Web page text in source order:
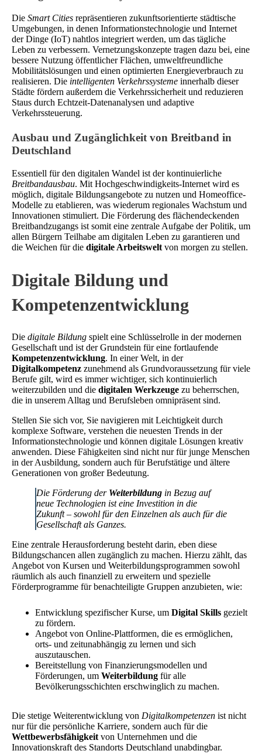
Die Smart Cities repräsentieren zukunftsorientierte städtische
Umgebungen, in denen Informationstechnologie und Internet
der Dinge (IoT) nahtlos integriert werden, um das tägliche
Leben zu verbessern. Vernetzungskonzepte tragen dazu bei, eine
bessere Nutzung öffentlicher Flächen, umweltfreundliche
Mobilitätslösungen und einen optimierten Energieverbrauch zu
realisieren. Die intelligenten Verkehrssysteme innerhalb dieser
Städte fördern außerdem die Verkehrssicherheit und reduzieren
Staus durch Echtzeit-Datenanalysen und adaptive
Verkehrssteuerung.
Ausbau und Zugänglichkeit von Breitband in
Deutschland
Essentiell für den digitalen Wandel ist der kontinuierliche
Breitbandausbau. Mit Hochgeschwindigkeits-Internet wird es
möglich, digitale Bildungsangebote zu nutzen und Homeoffice-
Modelle zu etablieren, was wiederum regionales Wachstum und
Innovationen stimuliert. Die Förderung des flächendeckenden
Breitbandzugangs ist somit eine zentrale Aufgabe der Politik, um
allen Bürgern Teilhabe am digitalen Leben zu garantieren und
die Weichen für die digitale Arbeitswelt von morgen zu stellen.
Digitale Bildung und
Kompetenzentwicklung
Die digitale Bildung spielt eine Schlüsselrolle in der modernen
Gesellschaft und ist der Grundstein für eine fortlaufende
Kompetenzentwicklung. In einer Welt, in der
Digitalkompetenz zunehmend als Grundvoraussetzung für viele
Berufe gilt, wird es immer wichtiger, sich kontinuierlich
weiterzubilden und die digitalen Werkzeuge zu beherrschen,
die in unserem Alltag und Berufsleben omnipräsent sind.
Stellen Sie sich vor, Sie navigieren mit Leichtigkeit durch
komplexe Software, verstehen die neuesten Trends in der
Informationstechnologie und können digitale Lösungen kreativ
anwenden. Diese Fähigkeiten sind nicht nur für junge Menschen
in der Ausbildung, sondern auch für Berufstätige und ältere
Generationen von großer Bedeutung.
Die Förderung der Weiterbildung in Bezug auf
neue Technologien ist eine Investition in die
Zukunft – sowohl für den Einzelnen als auch für die
Gesellschaft als Ganzes.
Eine zentrale Herausforderung besteht darin, eben diese
Bildungschancen allen zugänglich zu machen. Hierzu zählt, das
Angebot von Kursen und Weiterbildungsprogrammen sowohl
räumlich als auch finanziell zu erweitern und spezielle
Förderprogramme für benachteiligte Gruppen anzubieten, wie:
Entwicklung spezifischer Kurse, um Digital Skills gezielt
zu fördern.
Angebot von Online-Plattformen, die es ermöglichen,
orts- und zeitunabhängig zu lernen und sich
auszutauschen.
Bereitstellung von Finanzierungsmodellen und
Förderungen, um Weiterbildung für alle
Bevölkerungsschichten erschwinglich zu machen.
Die stetige Weiterentwicklung von Digitalkompetenzen ist nicht
nur für die persönliche Karriere, sondern auch für die
Wettbewerbsfähigkeit von Unternehmen und die
Innovationskraft des Standorts Deutschland unabdingbar.